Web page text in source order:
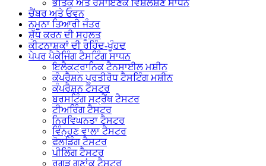
ਭੌਤਿਕ ਅਤੇ ਰਸਾਇਣਕ ਵਿਸ਼ਲੇਸ਼ਣ ਸਾਧਨ
ਚੈਂਬਰ ਅਤੇ ਓਵਨ
ਨਮੂਨਾ ਤਿਆਰੀ ਜੰਤਰ
ਸ਼ੁੱਧ ਕਰਨ ਦੀ ਸਹੂਲਤ
ਕੀਟਨਾਸ਼ਕਾਂ ਦੀ ਰਹਿੰਦ-ਖੂੰਹਦ
ਪੇਪਰ ਪੈਕੇਜਿੰਗ ਟੈਸਟਿੰਗ ਸਾਧਨ
ਇਲੈਕਟ੍ਰਾਨਿਕ ਟੈਨਸਾਈਲ ਮਸ਼ੀਨ
ਕੰਪਰੈਸ਼ਨ ਪ੍ਰਤੀਰੋਧ ਟੈਸਟਿੰਗ ਮਸ਼ੀਨ
ਕੰਪਰੈਸ਼ਨ ਟੈਸਟਰ
ਬਰਸਟਿੰਗ ਸਟ੍ਰੈਂਥ ਟੈਸਟਰ
ਟੀਅਰਿੰਗ ਟੈਸਟਰ
ਨਿਰਵਿਘਨਤਾ ਟੈਸਟਰ
ਵਿੰਨ੍ਹਣ ਵਾਲਾ ਟੈਸਟਰ
ਫੋਲਡਿੰਗ ਟੈਸਟਰ
ਪੀਲਿੰਗ ਟੈਸਟਰ
ਰਗੜ ਗੁਣਾਂਕ ਟੈਸਟਰ